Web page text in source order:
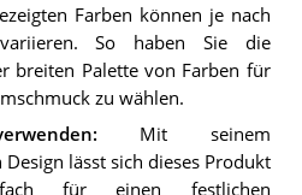
Farben können je nach
variieren. So haben Sie die
breiten Palette von Farben für
zu wählen.
: Mit seinem
lässt sich dieses Produkt
für einen festlichen